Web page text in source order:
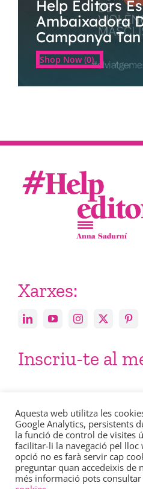
Help Editors És
Ambaixadora
Campanya
Shop Now (0)
Xarxes:
Inscriu-te al
Consulta en aquest enllaç la nostra
Aquesta web utilitza les
Google Analytics, persistents
la funció de control de visites
facilitar-li la navegació pel lloc
opció no es farà servir cap
preguntar quan accedeixis de
més informació pots